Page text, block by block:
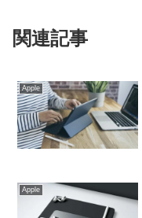
関連記事
Apple
Apple